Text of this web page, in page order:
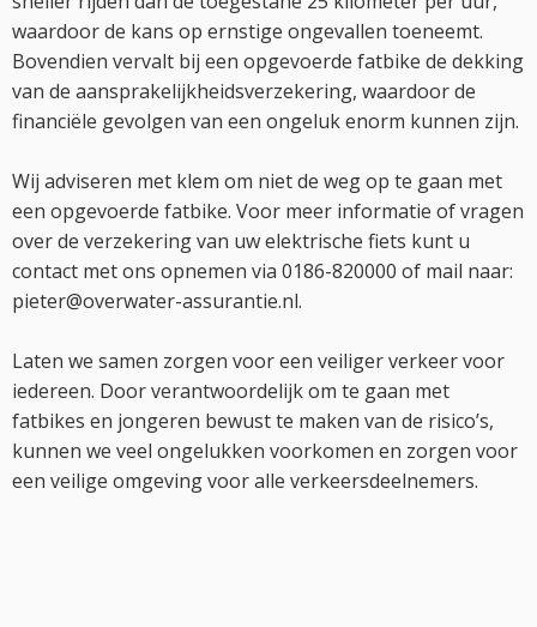
waardoor de kans op ernstige ongevallen toeneemt.
Bovendien vervalt bij een opgevoerde fatbike de dekking
van de aansprakelijkheidsverzekering, waardoor de
financiële gevolgen van een ongeluk enorm kunnen zijn.
Wij adviseren met klem om niet de weg op te gaan met
een opgevoerde fatbike. Voor meer informatie of vragen
over de verzekering van uw elektrische fiets kunt u
contact met ons opnemen via 0186-820000 of mail naar:
pieter@overwater-assurantie.nl.
Laten we samen zorgen voor een veiliger verkeer voor
iedereen. Door verantwoordelijk om te gaan met
fatbikes en jongeren bewust te maken van de risico’s,
kunnen we veel ongelukken voorkomen en zorgen voor
een veilige omgeving voor alle verkeersdeelnemers.